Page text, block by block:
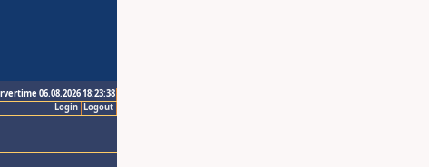
06.08.2026 18:23:38
Logout
Login